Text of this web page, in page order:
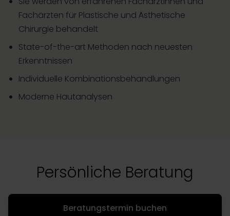
Fachärzten für Plastische und Ästhetische
Chirurgie behandelt
State-of-the-art Methoden nach neuesten
Erkenntnissen
Individuelle Kombinationsbehandlungen
Moderne Hautanalysen
Persönliche Beratung
Beratungstermin buchen